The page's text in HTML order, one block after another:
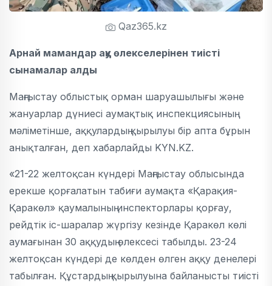
Qaz365.kz
Арнай мамандар аққу өлекселерінен тиісті
сынамалар алды
Маңғыстау облыстық орман шаруашылығы және
жануарлар дүниесі аумақтық инспекциясының
мәліметінше, аққулардың қырылуы бір апта бұрын
анықталған, деп хабарлайды KYN.KZ.
«21-22 желтоқсан күндері Маңғыстау облысында
ерекше қорғалатын табиғи аумақта «Қарақия-
Қаракөл» қаумалының инспекторлары қорғау,
рейдтік іс-шаралар жүргізу кезінде Қаракөл көлі
аумағынан 30 аққудың өлексесі табылды. 23-24
желтоқсан күндері де көлден өлген аққу денелері
табылған. Құстардың қырылуына байланысты тиісті